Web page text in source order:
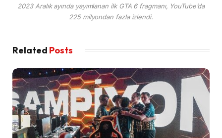
2023 Aralık ayında yayımlanan ilk GTA 6 fragmanı, YouTube’da
225 milyondan fazla izlendi.
Related Posts